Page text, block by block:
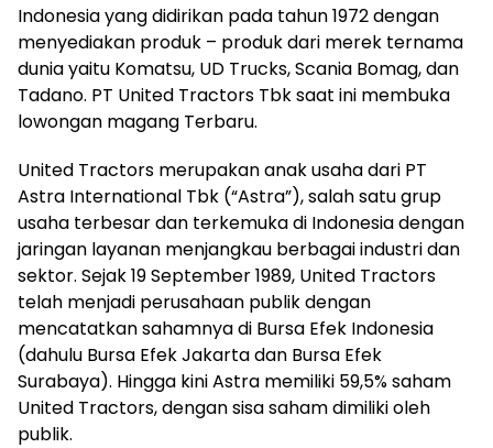
Indonesia yang didirikan pada tahun 1972 dengan
menyediakan produk – produk dari merek ternama
dunia yaitu Komatsu, UD Trucks, Scania Bomag, dan
Tadano. PT United Tractors Tbk saat ini membuka
lowongan magang Terbaru.
United Tractors merupakan anak usaha dari PT
Astra International Tbk (“Astra”), salah satu grup
usaha terbesar dan terkemuka di Indonesia dengan
jaringan layanan menjangkau berbagai industri dan
sektor. Sejak 19 September 1989, United Tractors
telah menjadi perusahaan publik dengan
mencatatkan sahamnya di Bursa Efek Indonesia
(dahulu Bursa Efek Jakarta dan Bursa Efek
Surabaya). Hingga kini Astra memiliki 59,5% saham
United Tractors, dengan sisa saham dimiliki oleh
publik.